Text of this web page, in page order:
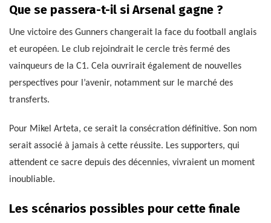
Que se passera-t-il si Arsenal gagne ?
Une victoire des Gunners changerait la face du football anglais
et européen. Le club rejoindrait le cercle très fermé des
vainqueurs de la C1. Cela ouvrirait également de nouvelles
perspectives pour l’avenir, notamment sur le marché des
transferts.
Pour Mikel Arteta, ce serait la consécration définitive. Son nom
serait associé à jamais à cette réussite. Les supporters, qui
attendent ce sacre depuis des décennies, vivraient un moment
inoubliable.
Les scénarios possibles pour cette finale